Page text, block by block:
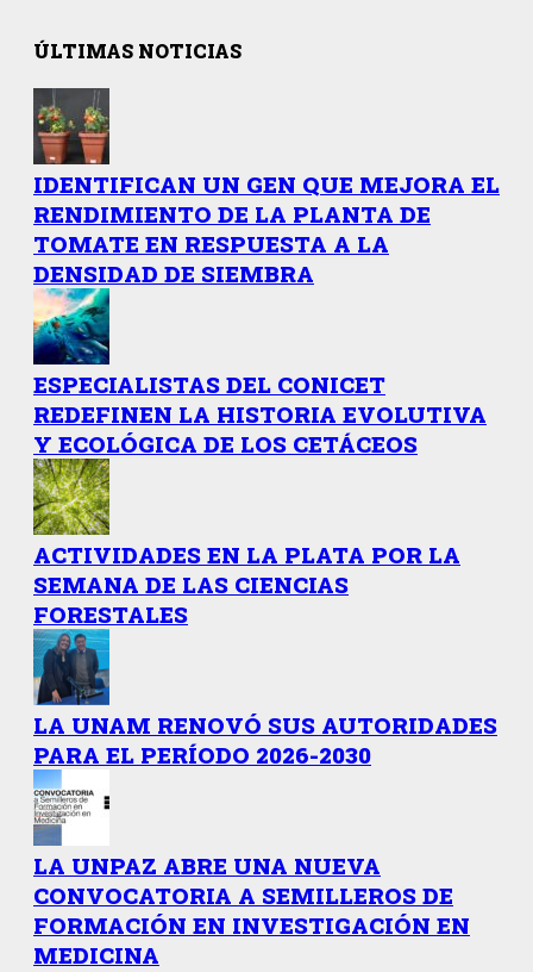
ÚLTIMAS NOTICIAS
IDENTIFICAN UN GEN QUE MEJORA EL
RENDIMIENTO DE LA PLANTA DE
TOMATE EN RESPUESTA A LA
DENSIDAD DE SIEMBRA
ESPECIALISTAS DEL CONICET
REDEFINEN LA HISTORIA EVOLUTIVA
Y ECOLÓGICA DE LOS CETÁCEOS
ACTIVIDADES EN LA PLATA POR LA
SEMANA DE LAS CIENCIAS
FORESTALES
LA UNAM RENOVÓ SUS AUTORIDADES
PARA EL PERÍODO 2026-2030
LA UNPAZ ABRE UNA NUEVA
CONVOCATORIA A SEMILLEROS DE
FORMACIÓN EN INVESTIGACIÓN EN
MEDICINA